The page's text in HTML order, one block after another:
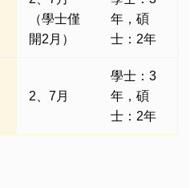
（學士僅
開2月）
年，碩
士：2年
2、7月
學士：3
年，碩
士：2年